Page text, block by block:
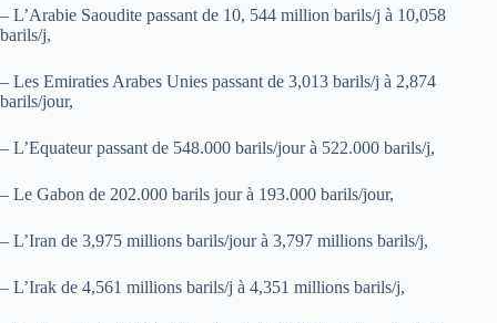
– L’Arabie Saoudite passant de 10, 544 million barils/j à 10,058
barils/j,
– Les Emiraties Arabes Unies passant de 3,013 barils/j à 2,874
barils/jour,
– L’Equateur passant de 548.000 barils/jour à 522.000 barils/j,
– Le Gabon de 202.000 barils jour à 193.000 barils/jour,
– L’Iran de 3,975 millions barils/jour à 3,797 millions barils/j,
– L’Irak de 4,561 millions barils/j à 4,351 millions barils/j,